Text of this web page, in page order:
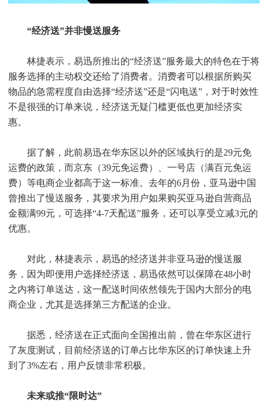
“经济送”并非慢送服务
林捷表示，易迅所推出的“经济送”服务最大的特色在于将
服务选择的主动权交还给了消费者。消费者可以根据所购买
物品的急需程度自由选择“经济送”还是“闪电送”，对于时效性
不是很强的订单来说，经济送无疑门槛更低也更加经济实
惠。
据了解，此前易迅在华东区以外的区域执行的是29元免
运费的政策，而京东（39元免运费）、一号店（满百元免运
费）等电商企业都高于这一标准。去年的6月份，亚马逊中国
曾推出了慢送服务，其要求为用户如果购买亚马逊自营商品
金额满99元，可选择“4-7天配送”服务，还可以享受立减3元的
优惠。
对此，林捷表示，易迅的经济送并非亚马逊的慢送服
务，因为即便用户选择经济送，易迅依然可以保障在48小时
之内将订单送达，这一配送时间依然领先于国内大部分的电
商企业，尤其是选择第三方配送的企业。
据悉，经济送在正式面向全国推出前，曾在华东区进行
了灰度测试，目前经济送的订单占比华东区的订单快速上升
到了3%左右，用户反馈非常积极。
未来或推“限时达”